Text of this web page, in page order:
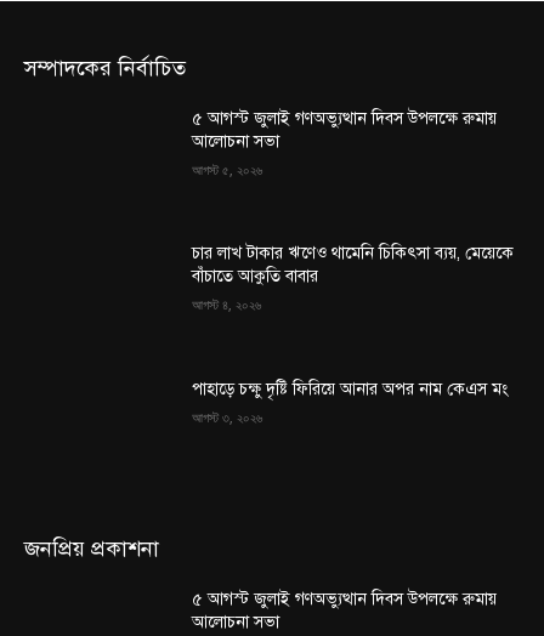
সম্পাদকের নির্বাচিত
৫ আগস্ট জুলাই গণঅভ্যুত্থান দিবস উপলক্ষে রুমায়
আলোচনা সভা
আগস্ট ৫, ২০২৬
চার লাখ টাকার ঋণেও থামেনি চিকিৎসা ব্যয়, মেয়েকে
বাঁচাতে আকুতি বাবার
আগস্ট ৪, ২০২৬
পাহাড়ে চক্ষু দৃষ্টি ফিরিয়ে আনার অপর নাম কেএস মং
আগস্ট ৩, ২০২৬
জনপ্রিয় প্রকাশনা
৫ আগস্ট জুলাই গণঅভ্যুত্থান দিবস উপলক্ষে রুমায়
আলোচনা সভা